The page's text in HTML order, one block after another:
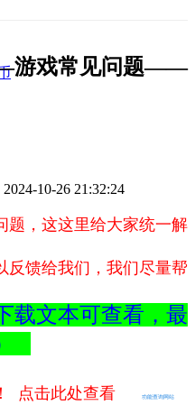
游戏常见问题——
2024-10-26 21:32:24
题，这这里给大家统一解
反馈给我们，我们尽量帮
载文本可查看，最
点击此处查看 功能查询网站